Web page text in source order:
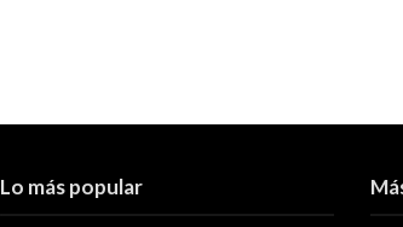
Lo más popular